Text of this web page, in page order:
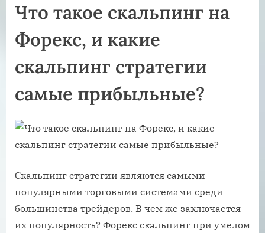
Что такое скальпинг на
Форекс, и какие
скальпинг стратегии
самые прибыльные?
Скальпинг стратегии являются самыми
популярными торговыми системами среди
большинства трейдеров. В чем же заключается
их популярность? Форекс скальпинг при умелом